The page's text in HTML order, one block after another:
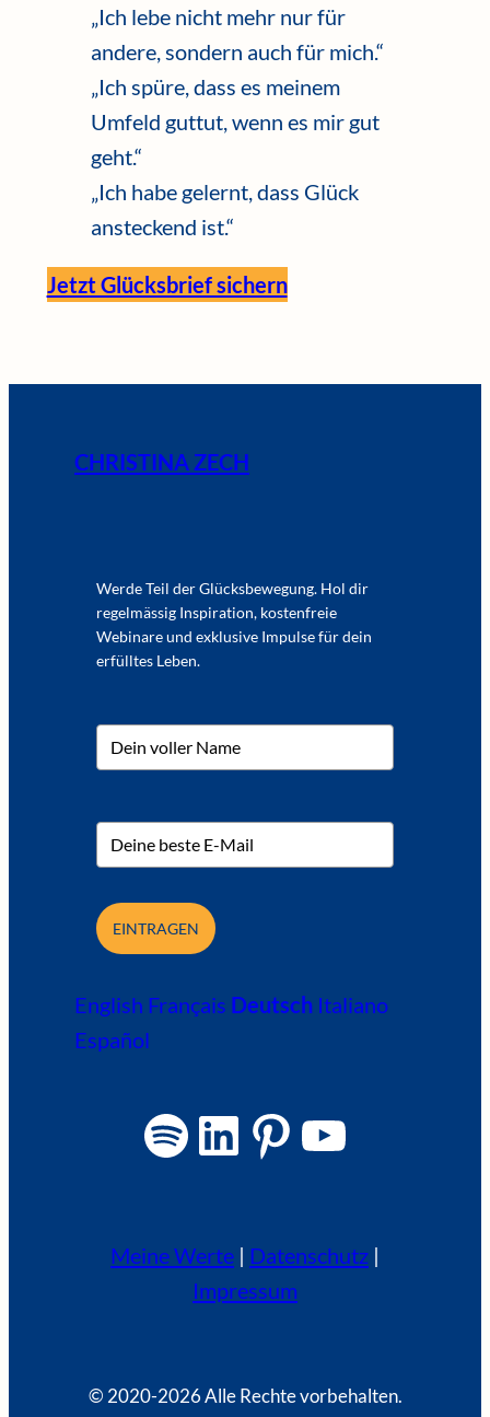
„Ich lebe nicht mehr nur für
andere, sondern auch für mich.“
„Ich spüre, dass es meinem
Umfeld guttut, wenn es mir gut
geht.“
„Ich habe gelernt, dass Glück
ansteckend ist.“
Jetzt Glücksbrief sichern
CHRISTINA ZECH
Werde Teil der Glücksbewegung. Hol dir
regelmässig Inspiration, kostenfreie
Webinare und exklusive Impulse für dein
erfülltes Leben.
EINTRAGEN
English Français Deutsch Italiano
Español
Spotify LinkedIn Pinterest YouTube
Meine Werte | Datenschutz |
Impressum
© 2020-2026 Alle Rechte vorbehalten.